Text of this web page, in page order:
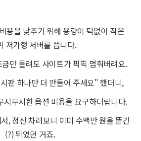
용을 낮추기 위해 용량이 턱없이 작은
저가형 서버를 씁니다.
만 몰려도 사이트가 픽픽 멈춰버려요.
판 하나만 더 만들어 주세요" 했더니,
시무시한 옵션 비용을 요구하더랍니다.
, 정신 차려보니 이미 수백만 원을 뜯긴
(?) 뒤였던 거죠.